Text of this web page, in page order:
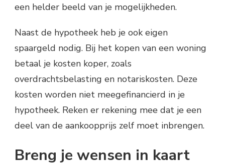
een helder beeld van je mogelijkheden.
Naast de hypotheek heb je ook eigen
spaargeld nodig. Bij het kopen van een woning
betaal je kosten koper, zoals
overdrachtsbelasting en notariskosten. Deze
kosten worden niet meegefinancierd in je
hypotheek. Reken er rekening mee dat je een
deel van de aankoopprijs zelf moet inbrengen.
Breng je wensen in kaart